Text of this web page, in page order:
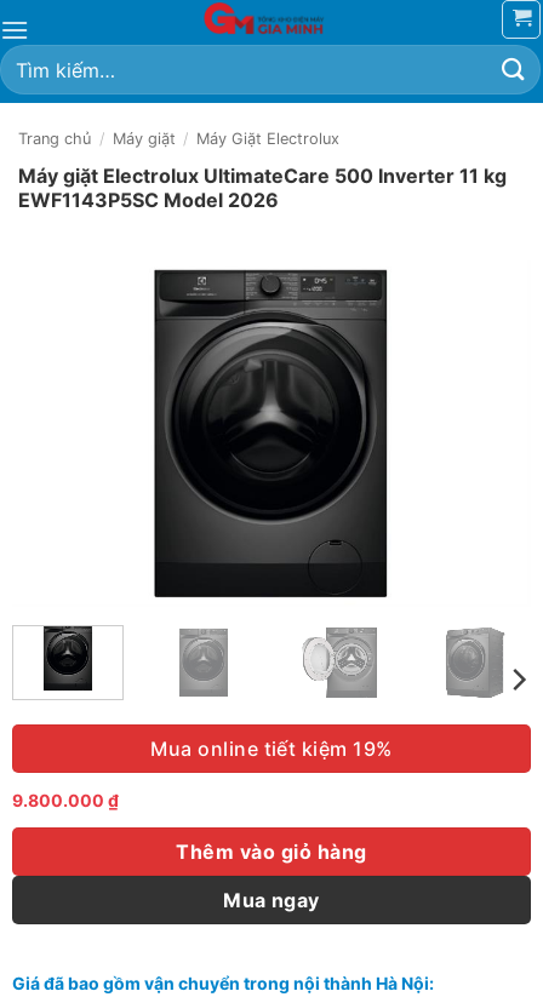
qua
nội
dung
Tìm
kiếm:
Trang chủ / Máy giặt / Máy Giặt Electrolux
Máy giặt Electrolux UltimateCare 500 Inverter 11 kg
EWF1143P5SC Model 2026
Mua online tiết kiệm 19%
9.800.000 ₫
Thêm vào giỏ hàng
Mua ngay
Giá đã bao gồm vận chuyển trong nội thành Hà Nội: